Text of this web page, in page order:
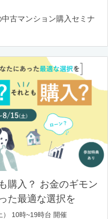
古マンション購入セミナ
購入？ お金のギモン
た最適な選択を
10時~19時台 開催